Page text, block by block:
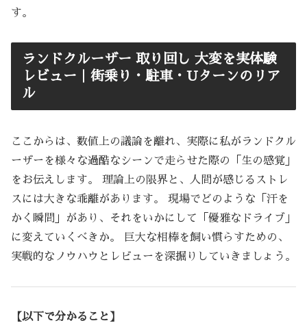
す。
ランドクルーザー 取り回し 大変を実体験
レビュー｜街乗り・駐車・Uターンのリア
ル
ここからは、数値上の議論を離れ、実際に私がランドクル
ーザーを様々な過酷なシーンで走らせた際の「生の感覚」
をお伝えします。 理論上の限界と、人間が感じるストレ
スには大きな乖離があります。 現場でどのような「汗を
かく瞬間」があり、それをいかにして「優雅なドライブ」
に変えていくべきか。 巨大な相棒を飼い慣らすための、
実戦的なノウハウとレビューを深掘りしていきましょう。
【以下で分かること】